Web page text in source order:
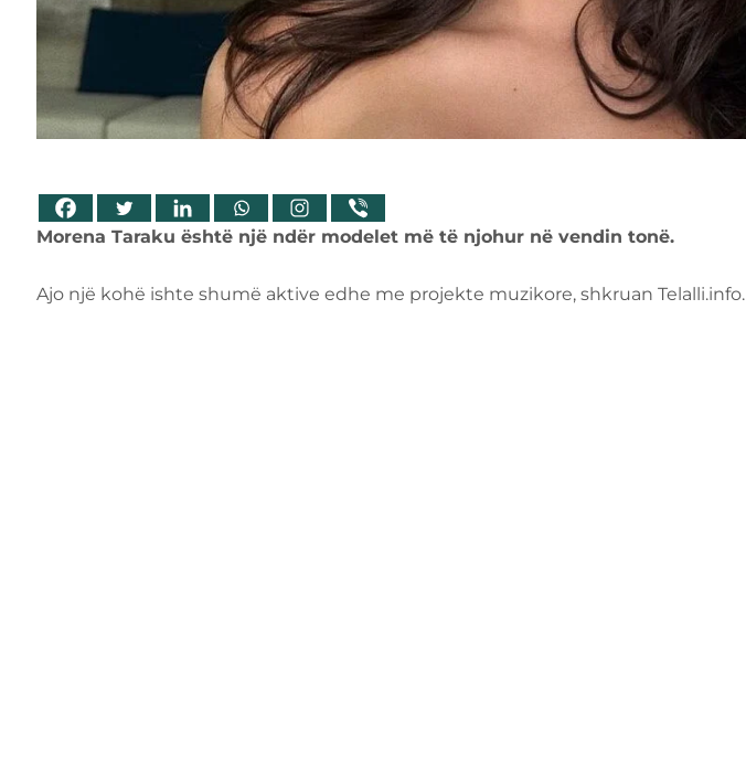
Morena Taraku është një ndër modelet më të njohur në vendin tonë.
Ajo një kohë ishte shumë aktive edhe me projekte muzikore, shkruan Telalli.info.